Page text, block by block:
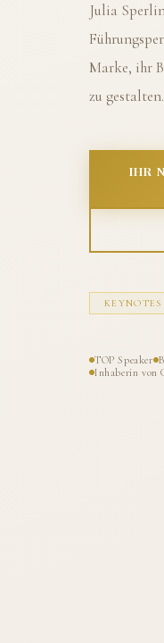
Julia
Marke, ihr
zu gestalten.
IHR
KEYNOTES
TOP Speaker
Inhaberin von